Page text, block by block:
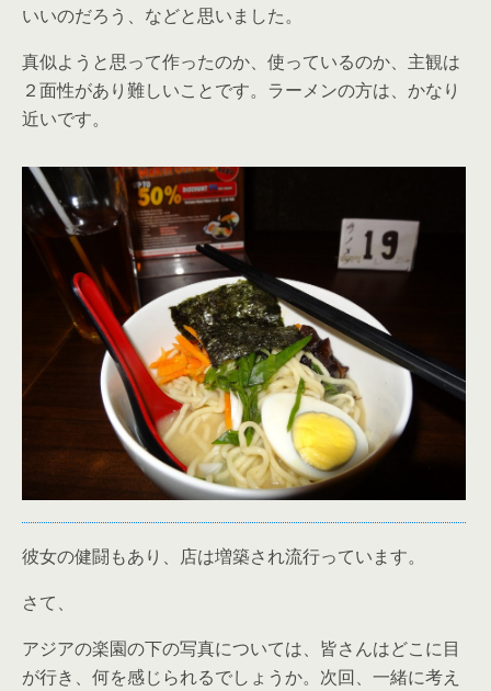
いいのだろう、などと思いました。
真似ようと思って作ったのか、使っているのか、主観は
２面性があり難しいことです。ラーメンの方は、かなり
近いです。
彼女の健闘もあり、店は増築され流行っています。
さて、
アジアの楽園の下の写真については、皆さんはどこに目
が行き、何を感じられるでしょうか。次回、一緒に考え